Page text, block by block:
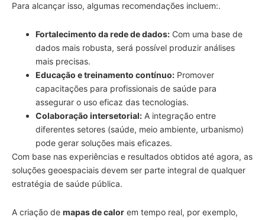
Para alcançar isso, algumas recomendações incluem:.
Fortalecimento da rede de dados: Com uma base de
dados mais robusta, será possível produzir análises
mais precisas.
Educação e treinamento contínuo: Promover
capacitações para profissionais de saúde para
assegurar o uso eficaz das tecnologias.
Colaboração intersetorial: A integração entre
diferentes setores (saúde, meio ambiente, urbanismo)
pode gerar soluções mais eficazes.
Com base nas experiências e resultados obtidos até agora, as
soluções geoespaciais devem ser parte integral de qualquer
estratégia de saúde pública.
A criação de mapas de calor em tempo real, por exemplo,